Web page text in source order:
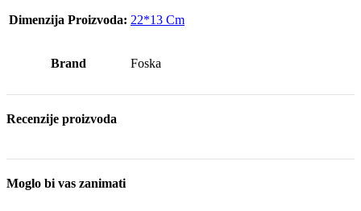
Dimenzija Proizvoda: 22*13 Cm
Brand Foska
Recenzije proizvoda
Moglo bi vas zanimati